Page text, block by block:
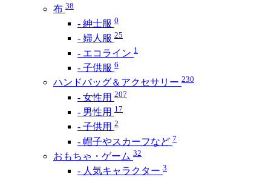
布 38
- 紳士服 0
- 婦人服 25
- エコライン 1
- 子供服 6
ハンドバッグ＆アクセサリー 230
- 女性用 207
- 男性用 17
- 子供用 2
- 帽子やスカーフなど 7
おもちゃ・ゲーム 32
- 人気キャラクター 3